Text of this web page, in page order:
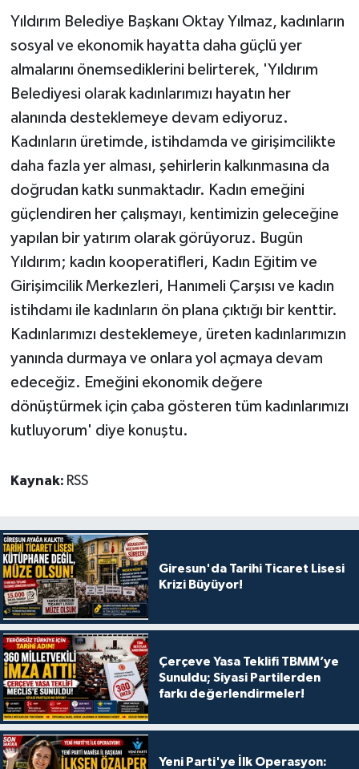
Yıldırım Belediye Başkanı Oktay Yılmaz, kadınların
sosyal ve ekonomik hayatta daha güçlü yer
almalarını önemsediklerini belirterek, 'Yıldırım
Belediyesi olarak kadınlarımızı hayatın her
alanında desteklemeye devam ediyoruz.
Kadınların üretimde, istihdamda ve girişimcilikte
daha fazla yer alması, şehirlerin kalkınmasına da
doğrudan katkı sunmaktadır. Kadın emeğini
güçlendiren her çalışmayı, kentimizin geleceğine
yapılan bir yatırım olarak görüyoruz. Bugün
Yıldırım; kadın kooperatifleri, Kadın Eğitim ve
Girişimcilik Merkezleri, Hanımeli Çarşısı ve kadın
istihdamı ile kadınların ön plana çıktığı bir kenttir.
Kadınlarımızı desteklemeye, üreten kadınlarımızın
yanında durmaya ve onlara yol açmaya devam
edeceğiz. Emeğini ekonomik değere
dönüştürmek için çaba gösteren tüm kadınlarımızı
kutluyorum' diye konuştu.
Kaynak: RSS
Giresun'da Tarihi Ticaret Lisesi
Krizi Büyüyor!
Çerçeve Yasa Teklifi TBMM’ye
Sunuldu; Siyasi Partilerden
farkı değerlendirmeler!
Yeni Parti'ye İlk Operasyon: